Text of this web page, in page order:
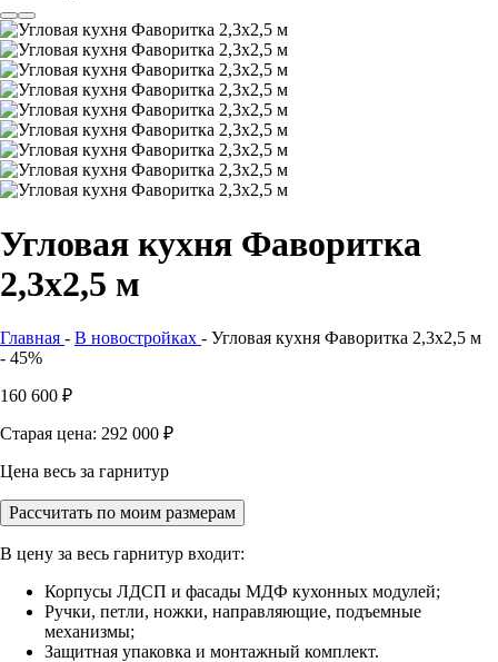
Угловая кухня Фаворитка
2,3х2,5 м
Главная - В новостройках - Угловая кухня Фаворитка 2,3х2,5 м
- 45%
160 600 ₽
Старая цена: 292 000 ₽
Цена весь за гарнитур
Рассчитать по моим размерам
В цену за весь гарнитур входит:
Корпусы ЛДСП и фасады МДФ кухонных модулей;
Ручки, петли, ножки, направляющие, подъемные
механизмы;
Защитная упаковка и монтажный комплект.